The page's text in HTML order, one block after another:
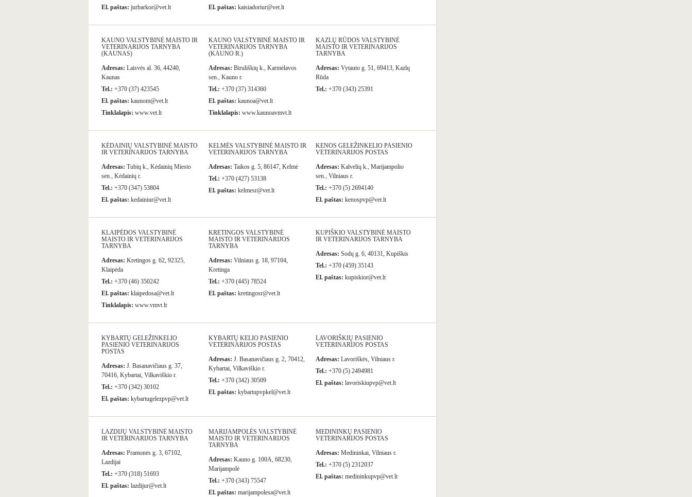
El. paštas: jurbarkor@vet.lt
El. paštas: kaisiadoriur@vet.lt
KAUNO VALSTYBINĖ MAISTO IR
VETERINARIJOS TARNYBA
(KAUNAS)
Adresas: Laisvės al. 36, 44240,
Kaunas
Tel.: +370 (37) 423545
El. paštas: kaunom@vet.lt
Tinklalapis: www.vet.lt
KAUNO VALSTYBINĖ MAISTO IR
VETERINARIJOS TARNYBA
(KAUNO R.)
Adresas: Biruliškių k., Karmėlavos
sen., Kauno r.
Tel.: +370 (37) 314360
El. paštas: kaunoa@vet.lt
Tinklalapis: www.kaunoavmvt.lt
KAZLŲ RŪDOS VALSTYBINĖ
MAISTO IR VETERINARIJOS
TARNYBA
Adresas: Vytauto g. 51, 69413, Kazlų
Rūda
Tel.: +370 (343) 25391
KĖDAINIŲ VALSTYBINĖ MAISTO
IR VETERINARIJOS TARNYBA
Adresas: Tubių k., Kėdainių Miesto
sen., Kėdainių r.
Tel.: +370 (347) 53804
El. paštas: kedainiur@vet.lt
KELMĖS VALSTYBINĖ MAISTO IR
VETERINARIJOS TARNYBA
Adresas: Taikos g. 5, 86147, Kelmė
Tel.: +370 (427) 53138
El. paštas: kelmesr@vet.lt
KENOS GELEŽINKELIO PASIENIO
VETERINARIJOS POSTAS
Adresas: Kalvelių k., Marijampolio
sen., Vilniaus r.
Tel.: +370 (5) 2694140
El. paštas: kenospvp@vet.lt
KLAIPĖDOS VALSTYBINĖ
MAISTO IR VETERINARIJOS
TARNYBA
Adresas: Kretingos g. 62, 92325,
Klaipėda
Tel.: +370 (46) 350242
El. paštas: klaipedosa@vet.lt
Tinklalapis: www.vmvt.lt
KRETINGOS VALSTYBINĖ
MAISTO IR VETERINARIJOS
TARNYBA
Adresas: Vilniaus g. 18, 97104,
Kretinga
Tel.: +370 (445) 78524
El. paštas: kretingosr@vet.lt
KUPIŠKIO VALSTYBINĖ MAISTO
IR VETERINARIJOS TARNYBA
Adresas: Sodų g. 6, 40131, Kupiškis
Tel.: +370 (459) 35143
El. paštas: kupiskior@vet.lt
KYBARTŲ GELEŽINKELIO
PASIENIO VETERINARIJOS
POSTAS
Adresas: J. Basanavičiaus g. 37,
70416, Kybartai, Vilkaviškio r.
Tel.: +370 (342) 30102
El. paštas: kybartugelezpvp@vet.lt
KYBARTŲ KELIO PASIENIO
VETERINARIJOS POSTAS
Adresas: J. Basanavičiaus g. 2, 70412,
Kybartai, Vilkaviškio r.
Tel.: +370 (342) 30509
El. paštas: kybartupvpkel@vet.lt
LAVORIŠKIŲ PASIENIO
VETERINARIJOS POSTAS
Adresas: Lavoriškės, Vilniaus r.
Tel.: +370 (5) 2494981
El. paštas: lavoriskiupvp@vet.lt
LAZDIJŲ VALSTYBINĖ MAISTO
IR VETERINARIJOS TARNYBA
Adresas: Pramonės g. 3, 67102,
Lazdijai
Tel.: +370 (318) 51693
El. paštas: lazdijur@vet.lt
MARIJAMPOLĖS VALSTYBINĖ
MAISTO IR VETERINARIJOS
TARNYBA
Adresas: Kauno g. 100A, 68230,
Marijampolė
Tel.: +370 (343) 75547
El. paštas: marijampolesa@vet.lt
MEDININKŲ PASIENIO
VETERINARIJOS POSTAS
Adresas: Medininkai, Vilniaus r.
Tel.: +370 (5) 2312037
El. paštas: medininkupvp@vet.lt